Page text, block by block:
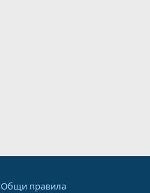
Общи правила